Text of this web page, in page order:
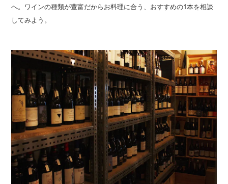
へ。ワインの種類が豊富だからお料理に合う、おすすめの1本を相談
してみよう。